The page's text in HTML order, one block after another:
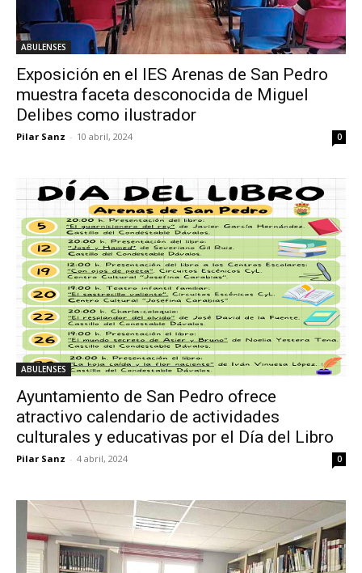
ABULENSES
Exposición en el IES Arenas de San Pedro
muestra faceta desconocida de Miguel
Delibes como ilustrador
Pilar Sanz - 10 abril, 2024 0
ABULENSES
Ayuntamiento de San Pedro ofrece
atractivo calendario de actividades
culturales y educativas por el Día del Libro
Pilar Sanz - 4 abril, 2024 0